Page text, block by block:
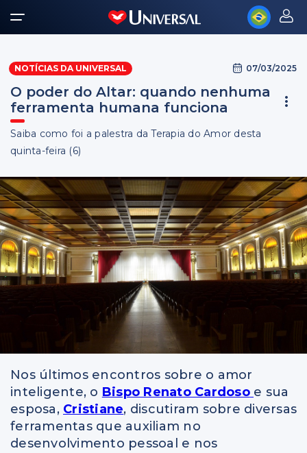
NOTÍCIAS DA UNIVERSAL 07/03/2025
O poder do Altar: quando nenhuma
ferramenta humana funciona
Saiba como foi a palestra da Terapia do Amor desta
quinta-feira (6)
Nos últimos encontros sobre o amor
inteligente, o Bispo Renato Cardoso e sua
esposa, Cristiane, discutiram sobre diversas
ferramentas que auxiliam no
desenvolvimento pessoal e nos